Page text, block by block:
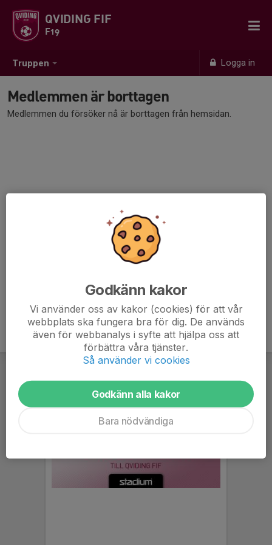
Truppen Logga in
QVIDING FIF
F19
Medlemmen är borttagen
Medlemmen du försöker nå är borttagen från hemsidan.
Godkänn kakor
Vi använder oss av kakor (cookies) för att vår
webbplats ska fungera bra för dig. De används
även för webbanalys i syfte att hjälpa oss att
förbättra våra tjänster.
Så använder vi cookies
Godkänn alla kakor
Bara nödvändiga